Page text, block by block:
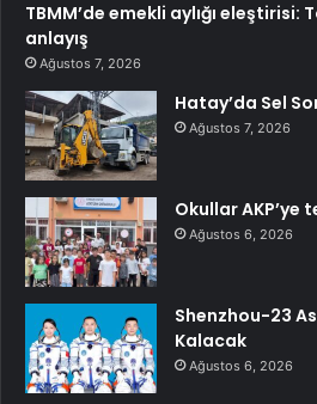
TBMM’de emekli aylığı eleştirisi:
anlayış
Ağustos 7, 2026
Hatay’da Sel
Ağustos 7, 2026
Okullar AKP’ye
Ağustos 6, 2026
Shenzhou-23
Kalacak
Ağustos 6, 2026